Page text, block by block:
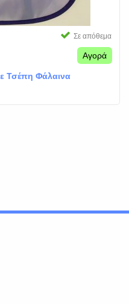
Σε απόθεμα
Αγορά
Τσέπη Φάλαινα